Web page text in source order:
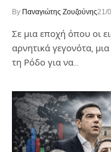
By Παναγιώτης Ζουζούνης21/
Σε μια εποχή όπου οι
αρνητικά γεγονότα,
τη Ρόδο για να…